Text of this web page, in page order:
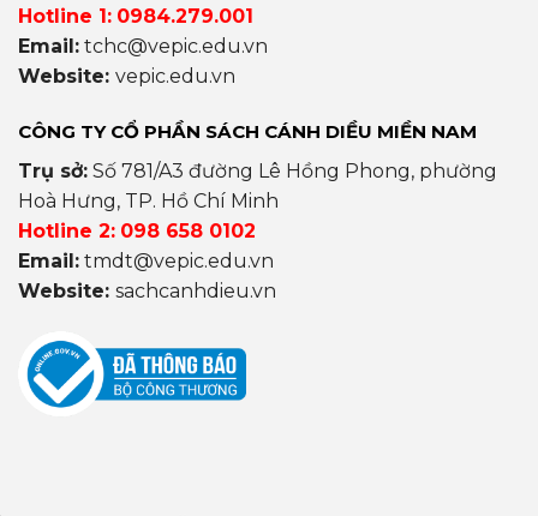
Hotline 1: 0984.279.001
Email: tchc@vepic.edu.vn
Website: vepic.edu.vn
CÔNG TY CỔ PHẦN SÁCH CÁNH DIỀU MIỀN NAM
Trụ sở: Số 781/A3 đường Lê Hồng Phong, phường
Hoà Hưng, TP. Hồ Chí Minh
Hotline 2: 098 658 0102
Email: tmdt@vepic.edu.vn
Website: sachcanhdieu.vn